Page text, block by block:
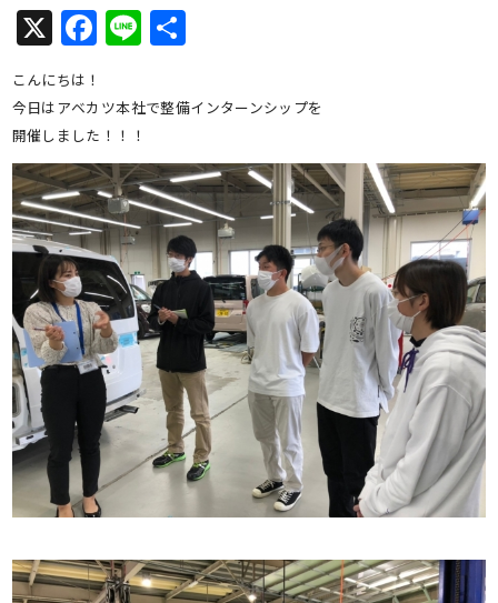
X Facebook
Line共
こんにちは！
今日はアベカツ本社で整備インターンシップを
開催しました！！！